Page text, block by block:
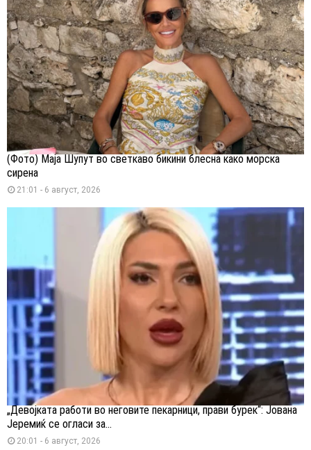
(Фото) Маја Шупут во светкаво бикини блесна како морска
сирена
21:01 - 6 август, 2026
„Девојката работи во неговите пекарници, прави бурек“: Јована
Јеремиќ се огласи за...
20:01 - 6 август, 2026